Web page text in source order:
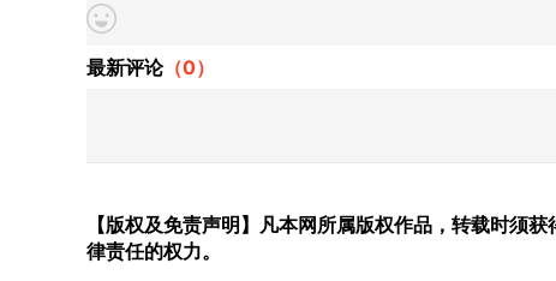
最新评论（0）
【版权及免责声明】凡本网所属版权作品，转载时须
律责任的权力。